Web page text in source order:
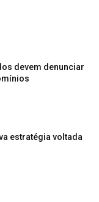
devem denunciar
estratégia voltada